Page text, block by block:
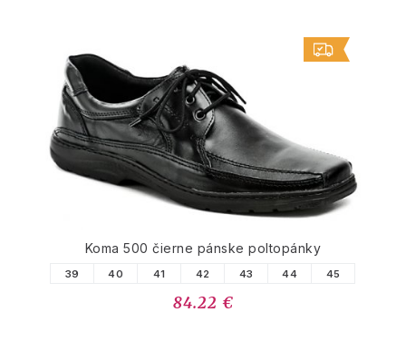
Koma 500 čierne pánske poltopánky
39 40 41 42 43 44 45
84.22 €